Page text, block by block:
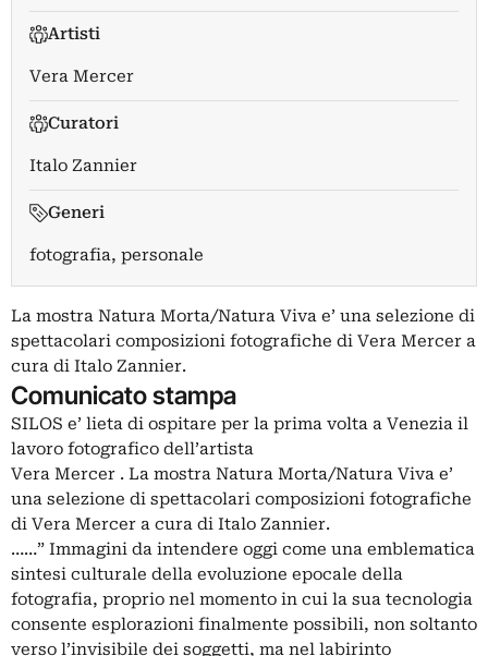
Artisti
Vera Mercer
Curatori
Italo Zannier
Generi
fotografia, personale
La mostra Natura Morta/Natura Viva e’ una selezione di
spettacolari composizioni fotografiche di Vera Mercer a
cura di Italo Zannier.
Comunicato stampa
SILOS e’ lieta di ospitare per la prima volta a Venezia il
lavoro fotografico dell’artista
Vera Mercer . La mostra Natura Morta/Natura Viva e’
una selezione di spettacolari composizioni fotografiche
di Vera Mercer a cura di Italo Zannier.
……” Immagini da intendere oggi come una emblematica
sintesi culturale della evoluzione epocale della
fotografia, proprio nel momento in cui la sua tecnologia
consente esplorazioni finalmente possibili, non soltanto
verso l’invisibile dei soggetti, ma nel labirinto